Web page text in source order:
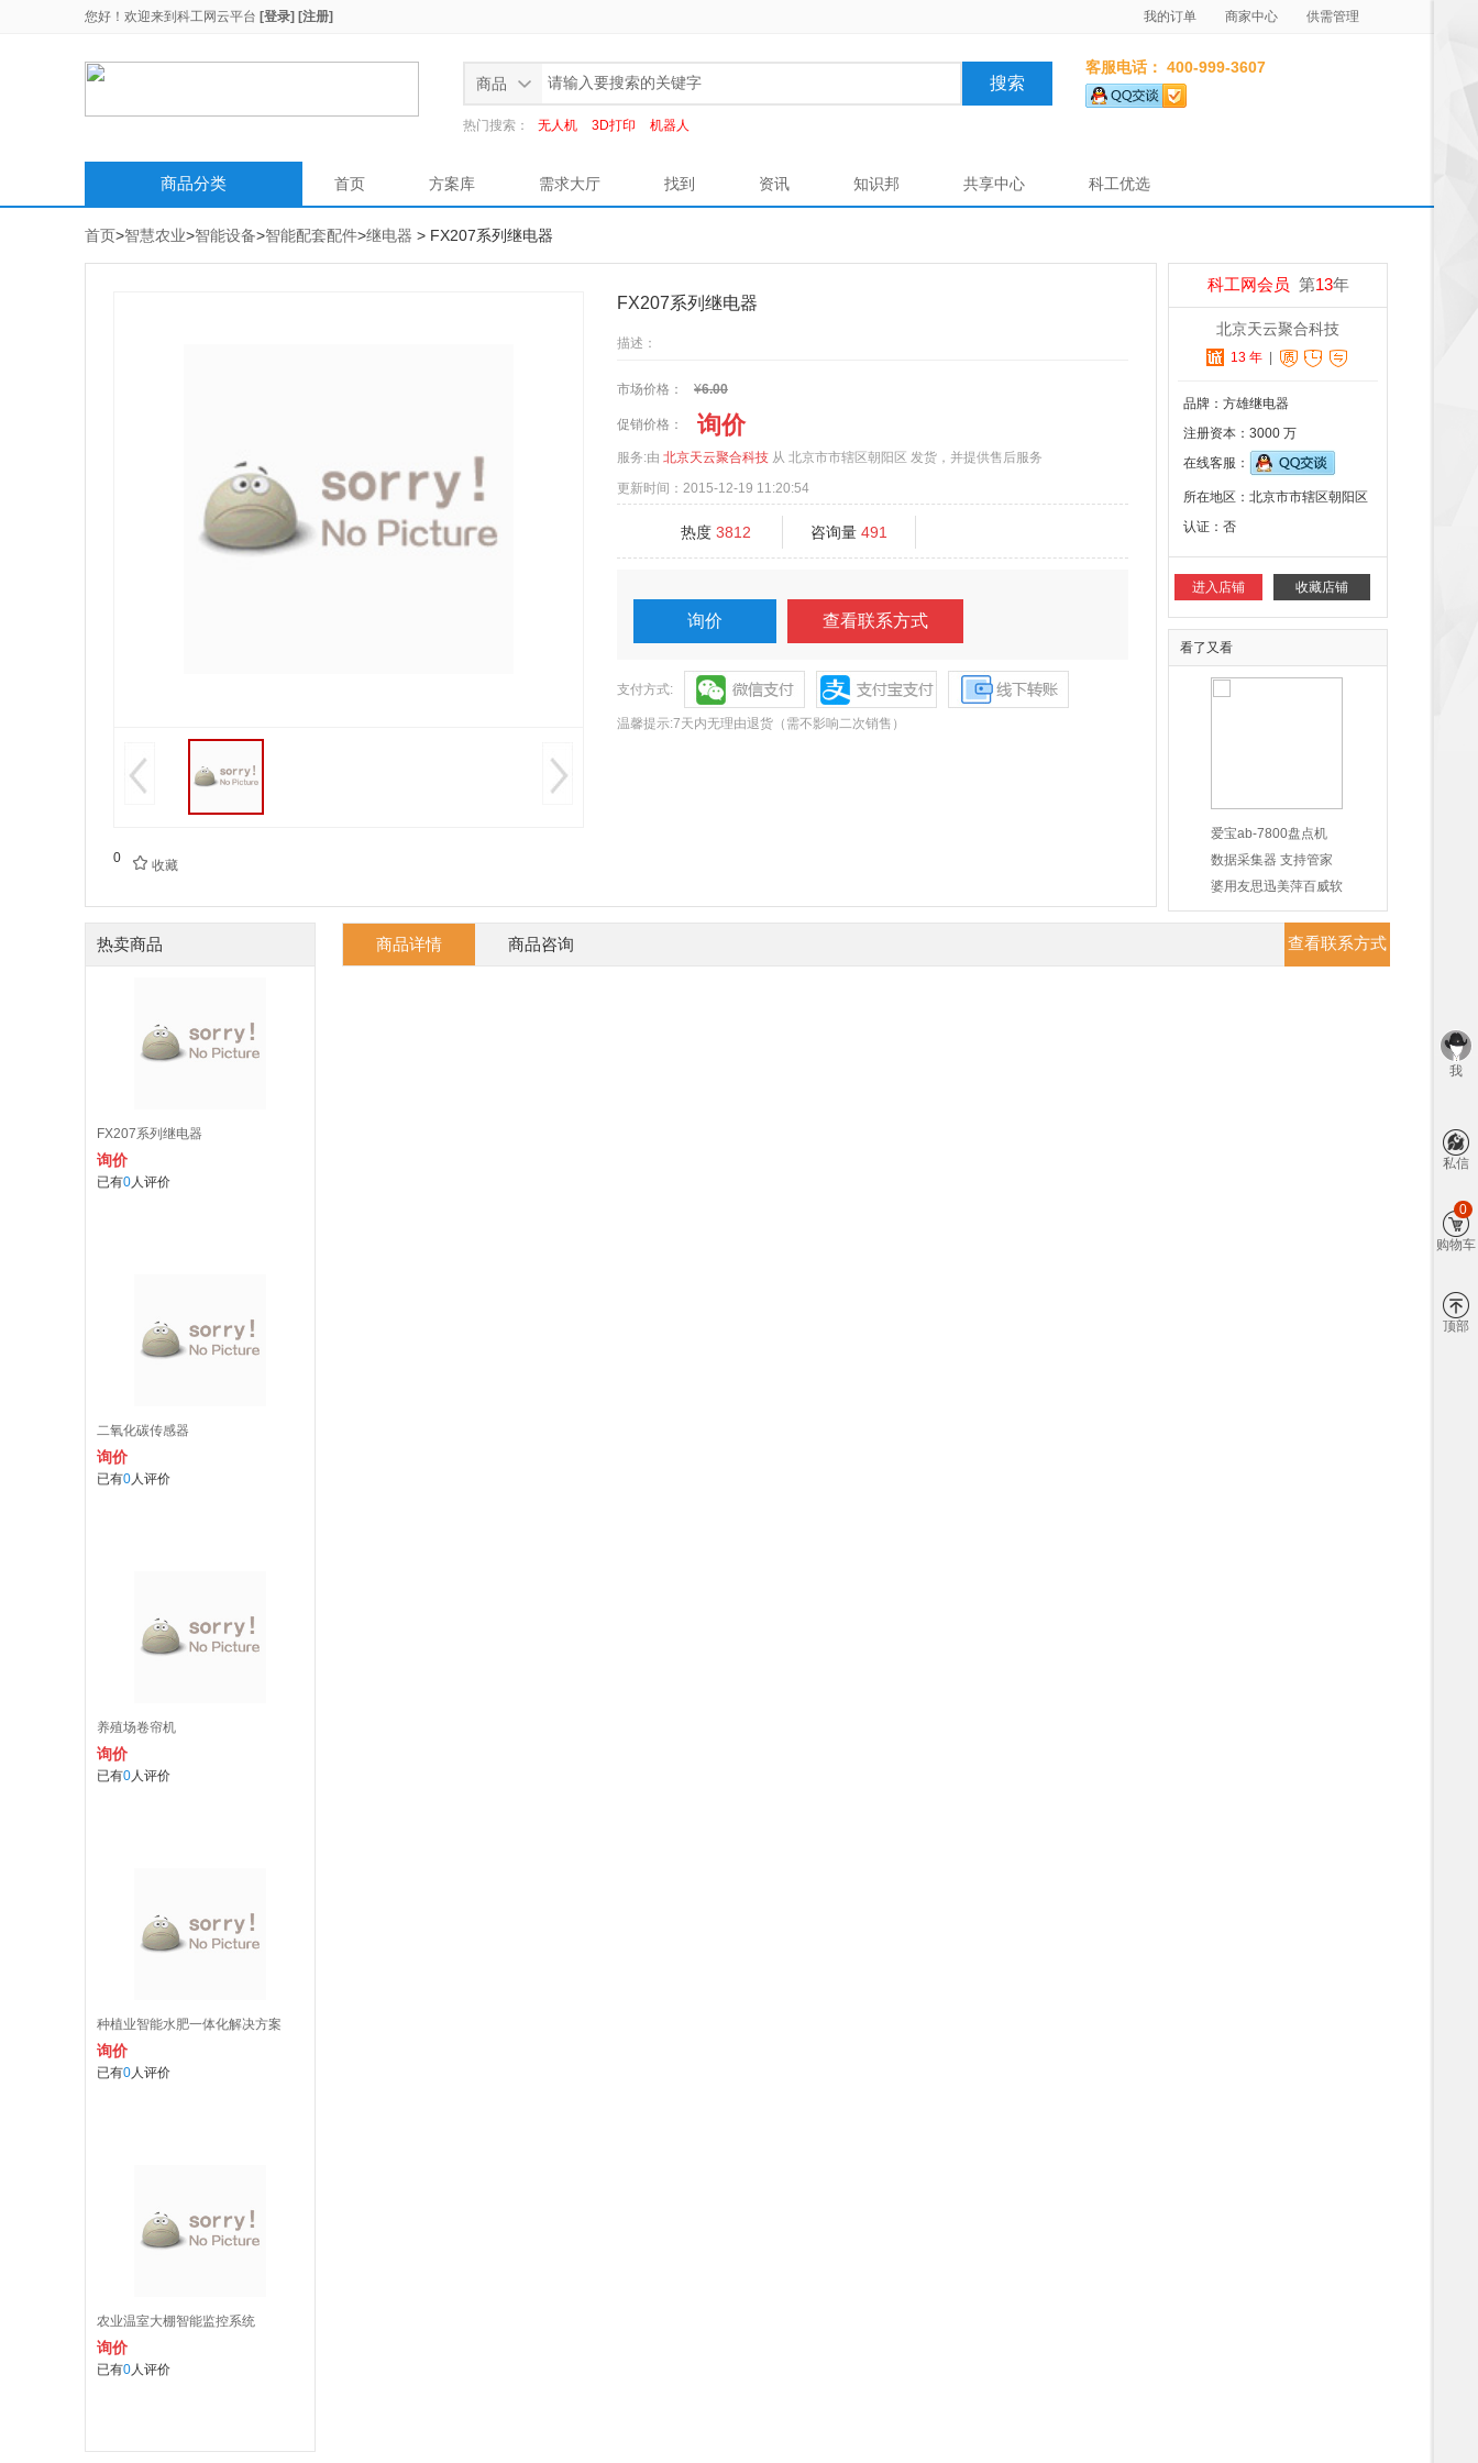
您好！欢迎来到 科工网云平台 [登录] [注册] 我的订单 商家中心 供需管理
商品
热门搜索： 无人机 3D打印 机器人
客服电话： 400-999-3607
商品分类 首页 方案库 需求大厅 找到 资讯 知识邦 共享中心 科工优选
首页>智慧农业>智能设备>智能配套配件>继电器 > FX207系列继电器
0  收藏
FX207系列继电器
描述：
市场价格： ¥6.00
促销价格： 询价
服务:由 北京天云聚合科技 从 北京市市辖区朝阳区 发货，并提供售后服务
更新时间：2015-12-19 11:20:54
热度 3812 咨询量 491
询价 查看联系方式
支付方式:
温馨提示:7天内无理由退货（需不影响二次销售）
科工网会员 第13年
北京天云聚合科技
13 年
品牌：方雄继电器
注册资本：3000 万
在线客服：
所在地区： 北京市市辖区朝阳区
认证： 否
进入店铺 收藏店铺
看了又看
爱宝ab-7800盘点机
数据采集器 支持管家
婆用友思迅美萍百威软
件 无线扫描
热卖商品
FX207系列继电器
询价
已有0人评价
二氧化碳传感器
询价
已有0人评价
养殖场卷帘机
询价
已有0人评价
种植业智能水肥一体化解决方案
询价
已有0人评价
农业温室大棚智能监控系统
询价
已有0人评价
商品详情 商品咨询 查看联系方式
我
私信
购物车
0
顶部